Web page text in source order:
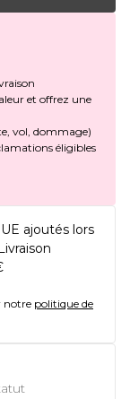
et offrez une
vol, dommage)
éligibles
ajoutés lors
notre politique de